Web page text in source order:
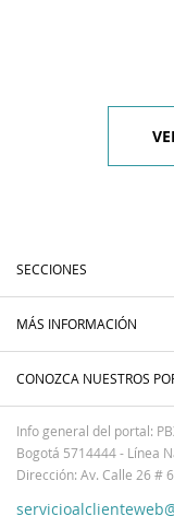
SECCIONES
MÁS INFORMACIÓN
CONOZCA NUESTROS
Info general del portal:
Bogotá 5714444 - Línea
Dirección: Av. Calle 26 #